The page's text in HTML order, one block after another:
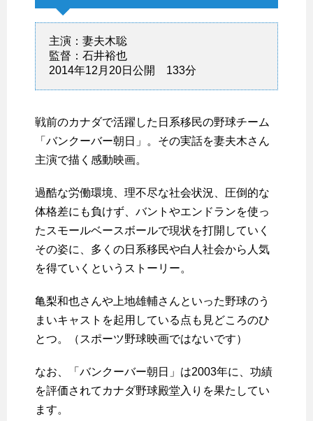
主演：妻夫木聡
監督：石井裕也
2014年12月20日公開 133分
戦前のカナダで活躍した日系移民の野球チーム
「バンクーバー朝日」。その実話を妻夫木さん
主演で描く感動映画。
過酷な労働環境、理不尽な社会状況、圧倒的な
体格差にも負けず、バントやエンドランを使っ
たスモールベースボールで現状を打開していく
その姿に、多くの日系移民や白人社会から人気
を得ていくというストーリー。
亀梨和也さんや上地雄輔さんといった野球のう
まいキャストを起用している点も見どころのひ
とつ。（スポーツ野球映画ではないです）
なお、「バンクーバー朝日」は2003年に、功績
を評価されてカナダ野球殿堂入りを果たしてい
ます。